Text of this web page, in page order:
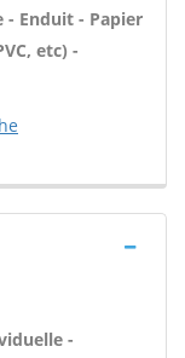
- Enduit - Papier
etc) -
-